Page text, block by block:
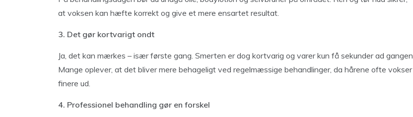
at voksen kan hæfte korrekt og give et mere ensartet resultat.
3. Det gør kortvarigt ondt
Ja, det kan mærkes – især første gang. Smerten er dog kortvarig og varer kun få sekunder ad gangen.
Mange oplever, at det bliver mere behageligt ved regelmæssige behandlinger, da hårene ofte vokser
finere ud.
4. Professionel behandling gør en forskel